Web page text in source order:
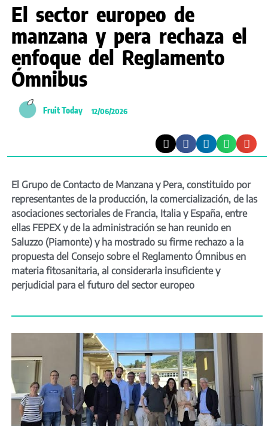
El sector europeo de
manzana y pera rechaza el
enfoque del Reglamento
Ómnibus
Fruit Today 12/06/2026
El Grupo de Contacto de Manzana y Pera, constituido por
representantes de la producción, la comercialización, de las
asociaciones sectoriales de Francia, Italia y España, entre
ellas FEPEX y de la administración se han reunido en
Saluzzo (Piamonte) y ha mostrado su firme rechazo a la
propuesta del Consejo sobre el Reglamento Ómnibus en
materia fitosanitaria, al considerarla insuficiente y
perjudicial para el futuro del sector europeo